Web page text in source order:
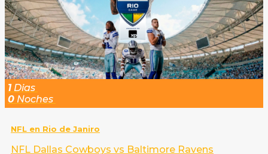
1Dias
0 Noches
NFL en Rio de Janiro
NFL Dallas Cowboys vs Baltimore Ravens